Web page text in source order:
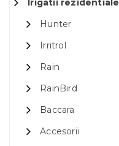
Hunter
Irritrol
Rain
RainBird
Baccara
Accesorii